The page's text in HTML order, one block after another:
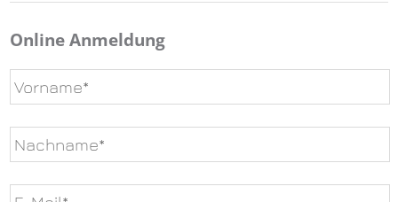
Online Anmeldung